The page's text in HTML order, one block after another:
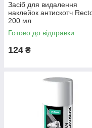
Засіб для видалення
наклейок антискотч
200 мл
Готово до відправки
124 ₴